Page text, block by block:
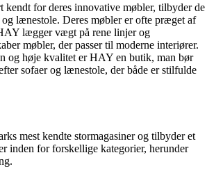
for deres innovative møbler, tilbyder de
og lænestole. Deres møbler er ofte præget af
lægger vægt på rene linjer og
møbler, der passer til moderne interiører.
og høje kvalitet er HAY en butik, man bør
sofaer og lænestole, der både er stilfulde
mest kendte stormagasiner og tilbyder et
inden for forskellige kategorier, herunder